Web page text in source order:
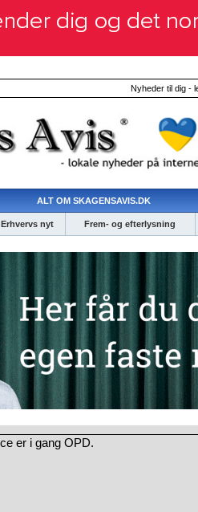
Nyheder til dig -
ALT OM SKAGENSAVIS.DK
Erhvervs nyt Frem- og efterlysning